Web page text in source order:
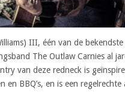
III, één van de
The Outlaw Carnies al
van deze redneck is
en BBQ’s, en is een